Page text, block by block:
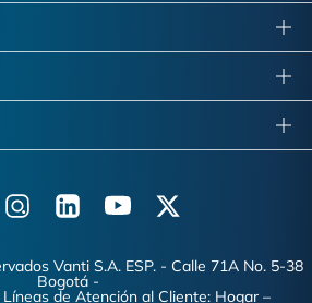
InstagramLinkedinYoutubeX (Twitter)
Vanti S.A. ESP. - Calle 71A No. 5-38
Bogotá -
de Atención al Cliente: Hogar –